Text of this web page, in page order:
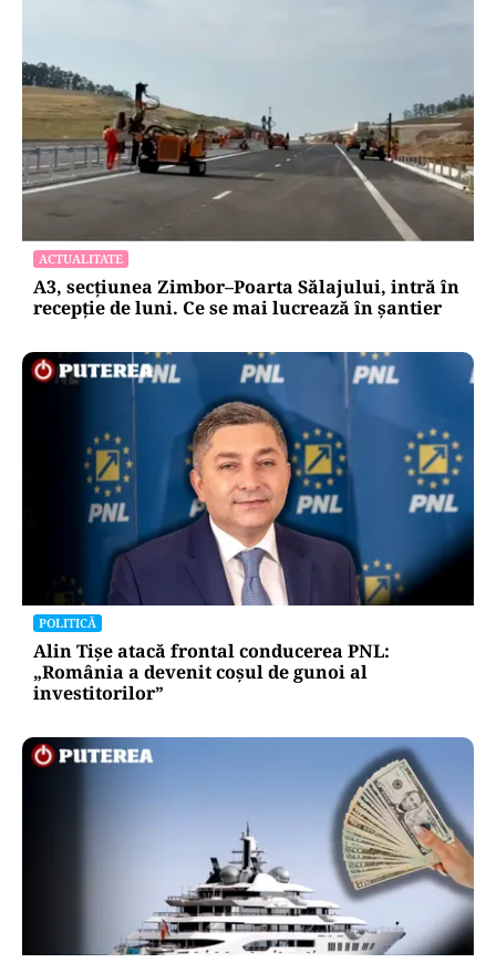
ACTUALITATE
A3, secțiunea Zimbor–Poarta Sălajului, intră în
recepție de luni. Ce se mai lucrează în șantier
POLITICĂ
Alin Tișe atacă frontal conducerea PNL:
„România a devenit coșul de gunoi al
investitorilor”